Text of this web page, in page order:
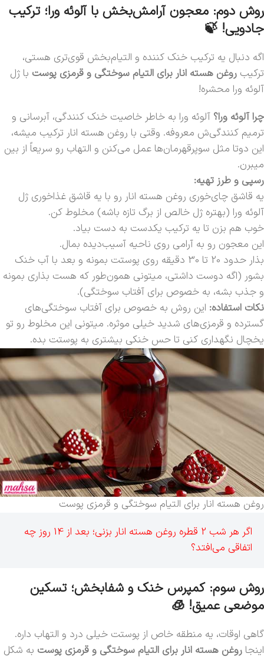
روش دوم: معجون آرامش‌بخش با آلوئه ورا؛ ترکیب
جادویی! 🍃
اگه دنبال یه ترکیب خنک کننده و التیام‌بخش قوی‌تری هستی،
ترکیب روغن هسته انار برای التیام سوختگی‌ و قرمزی‌ پوست با ژل
آلوئه ورا محشره!
چرا آلوئه ورا؟ آلوئه ورا به خاطر خاصیت خنک کنندگی، آبرسانی و
ترمیم کنندگی‌ش معروفه. وقتی با روغن هسته انار ترکیب میشه،
این دوتا مثل سوپرقهرمان‌ها عمل می‌کنن و التهاب رو سریعاً از بین
میبرن.
رسپی و طرز تهیه:
یه قاشق چای‌خوری روغن هسته انار رو با یه قاشق غذاخوری ژل
آلوئه ورا (بهتره ژل خالص از برگ تازه باشه) مخلوط کن.
خوب هم بزن تا یه ترکیب یکدست به دست بیاد.
این معجون رو به آرامی روی ناحیه آسیب‌دیده بمال.
بذار حدود 20 تا 30 دقیقه روی پوستت بمونه و بعد با آب خنک
بشور (اگه دوست داشتی، میتونی همون‌طور که هست بذاری بمونه
و جذب بشه، به خصوص برای آفتاب سوختگی).
نکات استفاده: این روش به خصوص برای آفتاب سوختگی‌های
گسترده و قرمزی‌های شدید خیلی موثره. میتونی این مخلوط رو تو
یخچال نگهداری کنی تا حس خنکی بیشتری به پوستت بده.
روغن هسته انار برای التیام سوختگی‌ و قرمزی‌ پوست
اگر هر شب 2 قطره روغن هسته انار بزنی؛ بعد از 14 روز چه
اتفاقی می‌افتد؟
روش سوم: کمپرس خنک و شفابخش؛ تسکین
موضعی عمیق! 🧊
گاهی اوقات، یه منطقه خاص از پوستت خیلی درد و التهاب داره.
اینجاروغن هسته انار برای التیام سوختگی‌ و قرمزی‌ پوست به شکل